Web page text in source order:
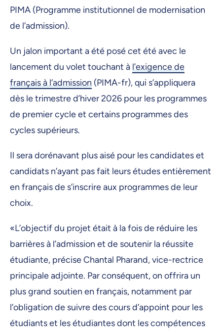
PIMA (Programme institutionnel de modernisation
de l’admission).
Un jalon important a été posécet été avec le
lancement du volet touchant à l’exigence de
français à l’admission (PIMA-fr), qui s’appliquera
dès le trimestre d’hiver 2026 pour les programmes
de premier cycle et certains programmes des
cycles supérieurs.
Il sera dorénavant plus aisé pour les candidates et
candidats n’ayant pas fait leurs études entièrement
en français de s’inscrire aux programmes de leur
choix.
«L’objectif du projet était à la fois de réduire les
barrières à l’admission et de soutenir la réussite
étudiante, précise Chantal Pharand, vice-rectrice
principale adjointe. Par conséquent, on offrira un
plus grand soutien en français, notamment par
l’obligation de suivre des cours d’appoint pour les
étudiants et les étudiantes dont les compétences